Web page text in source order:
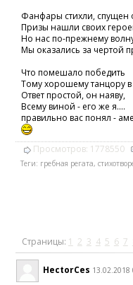
Фанфары стихли, спущен
Призы нашли своих
Но нас по-прежнему
Мы оказались за чертой
Что помешало победить
Тому хорошему танцору в
Ответ простой, он наяву,
Всему виной - его же я....
правильно вас понял -
Просмотров: 1778550
Теги: гребная регата,
Страницы: 1 2 3 4 5 6 7
HectorCes 13.02.2018